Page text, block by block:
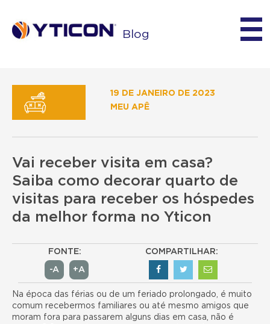
Blog
19 DE JANEIRO DE 2023
MEU APÊ
Vai receber visita em casa?
Saiba como decorar quarto de
visitas para receber os hóspedes
da melhor forma no Yticon
FONTE:
-A +A
COMPARTILHAR:
Na época das férias ou de um feriado prolongado, é muito
comum recebermos familiares ou até mesmo amigos que
moram fora para passarem alguns dias em casa, não é